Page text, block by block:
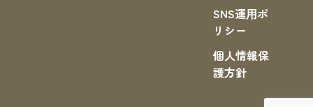
SNS運⽤ポ
リシー
個人情報保
護方針